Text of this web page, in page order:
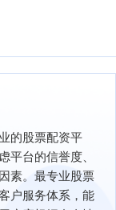
的股票配资平
台的信誉度、
素。最专业股票
户服务体系，能